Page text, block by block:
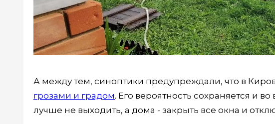
А между тем, синоптики предупреждали, что в
грозами и градом. Его вероятность сохраняется и
лучше не выходить, а дома - закрыть все окна и